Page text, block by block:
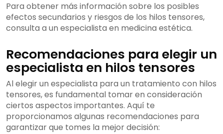
Para obtener más información sobre los posibles
efectos secundarios y riesgos de los hilos tensores,
consulta a un especialista en medicina estética.
Recomendaciones para elegir un
especialista en hilos tensores
Al elegir un especialista para un tratamiento con hilos
tensores, es fundamental tomar en consideración
ciertos aspectos importantes. Aquí te
proporcionamos algunas recomendaciones para
garantizar que tomes la mejor decisión: